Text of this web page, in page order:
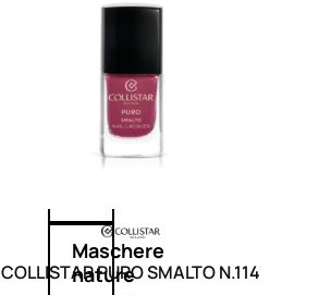
Detergenza
Trattamenti
Maschere
nature
COLLISTAR PURO SMALTO N.114